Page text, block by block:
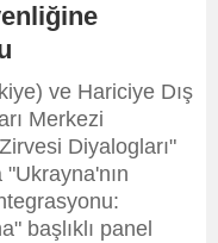
ve Hariciye Dış
Merkezi
Diyalogları"
başlıklı panel